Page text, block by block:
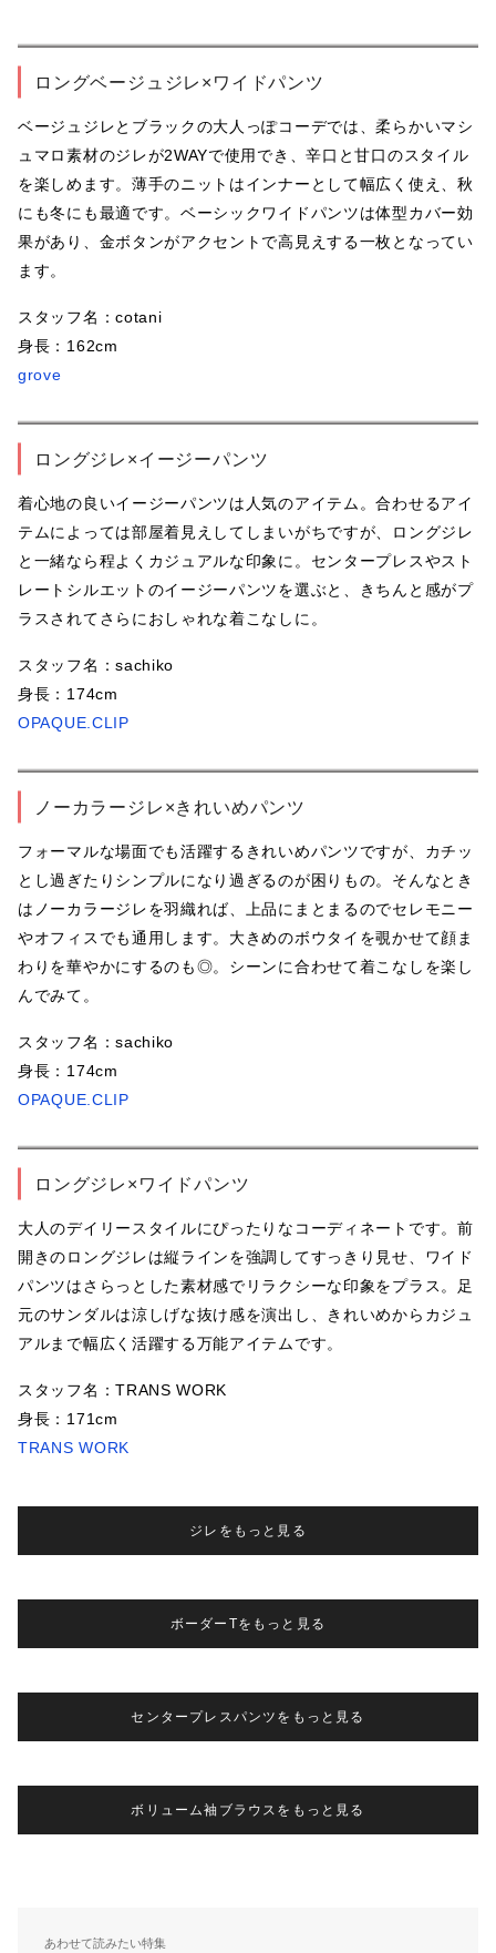
ロングベージュジレ×ワイドパンツ
ベージュジレとブラックの大人っぽコーデでは、柔らかいマシ
ュマロ素材のジレが2WAYで使用でき、辛口と甘口のスタイル
を楽しめます。薄手のニットはインナーとして幅広く使え、秋
にも冬にも最適です。ベーシックワイドパンツは体型カバー効
果があり、金ボタンがアクセントで高見えする一枚となってい
ます。
スタッフ名：cotani
身長：162cm
grove
ロングジレ×イージーパンツ
着心地の良いイージーパンツは人気のアイテム。合わせるアイ
テムによっては部屋着見えしてしまいがちですが、ロングジレ
と一緒なら程よくカジュアルな印象に。センタープレスやスト
レートシルエットのイージーパンツを選ぶと、きちんと感がプ
ラスされてさらにおしゃれな着こなしに。
スタッフ名：sachiko
身長：174cm
OPAQUE.CLIP
ノーカラージレ×きれいめパンツ
フォーマルな場面でも活躍するきれいめパンツですが、カチッ
とし過ぎたりシンプルになり過ぎるのが困りもの。そんなとき
はノーカラージレを羽織れば、上品にまとまるのでセレモニー
やオフィスでも通用します。大きめのボウタイを覗かせて顔ま
わりを華やかにするのも◎。シーンに合わせて着こなしを楽し
んでみて。
スタッフ名：sachiko
身長：174cm
OPAQUE.CLIP
ロングジレ×ワイドパンツ
大人のデイリースタイルにぴったりなコーディネートです。前
開きのロングジレは縦ラインを強調してすっきり見せ、ワイド
パンツはさらっとした素材感でリラクシーな印象をプラス。足
元のサンダルは涼しげな抜け感を演出し、きれいめからカジュ
アルまで幅広く活躍する万能アイテムです。
スタッフ名：TRANS WORK
身長：171cm
TRANS WORK
ジレをもっと見る
ボーダーTをもっと見る
センタープレスパンツをもっと見る
ボリューム袖ブラウスをもっと見る
あわせて読みたい特集